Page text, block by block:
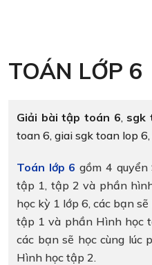
TOÁN LỚP 6
Giải bài tập toán 6, sgk
toan 6, giai sgk toan lop
Toán lớp 6 gồm 4 quyển
tập 1, tập 2 và phần
học kỳ 1 lớp 6, các bạn
tập 1 và phần Hình học
các bạn sẽ học cùng lúc
Hình học tập 2.